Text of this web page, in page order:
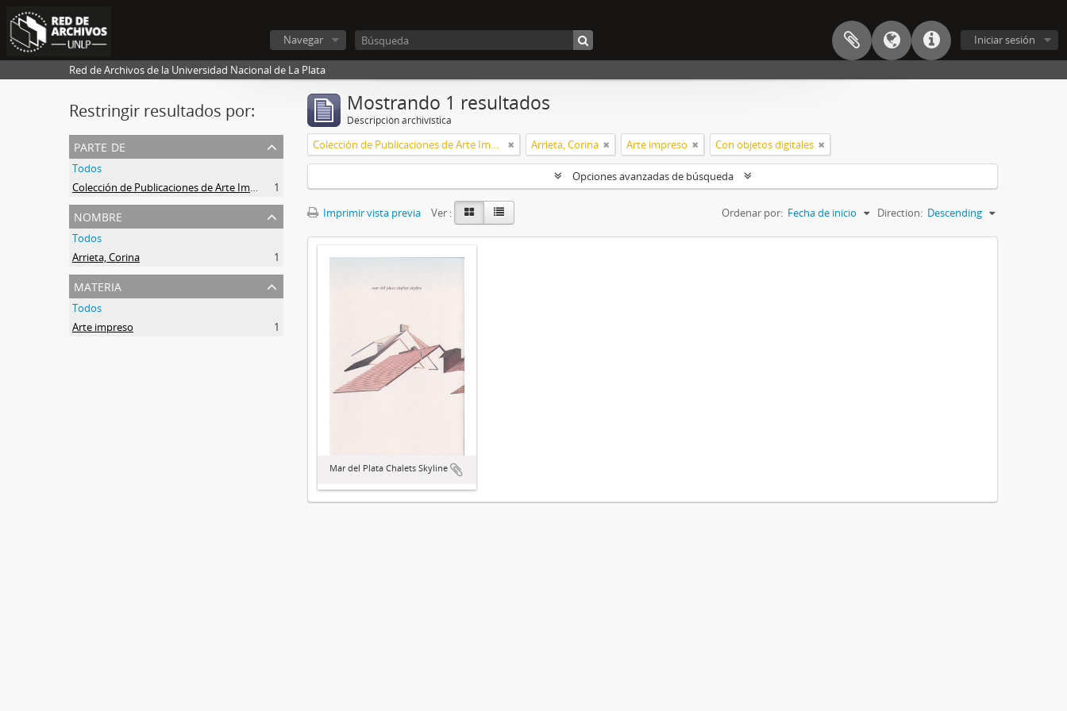
Iniciar sesión
Navegar
Red de Archivos de la Universidad Nacional de La Plata
Restringir resultados por:
parte de
Todos
Colección de Publicaciones de Arte Impreso
1
nombre
Todos
Arrieta, Corina
1
materia
Todos
Arte impreso
1
Mostrando 1 resultados
Descripción archivística
Colección de Publicaciones de Arte Impreso Arrieta, Corina Arte impreso Con objetos digitales
Opciones avanzadas de búsqueda
Imprimir vista previa Ver : Ordenar por: Fecha de inicio Direction: Descending
Mar del Plata Chalets Skyline